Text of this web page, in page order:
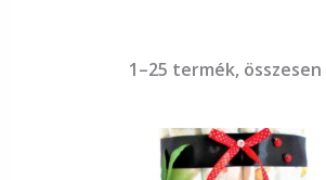
1–25 termék, összesen